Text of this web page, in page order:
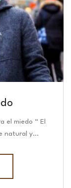
el miedo “ El
natural y…